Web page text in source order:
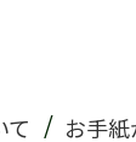
て お手